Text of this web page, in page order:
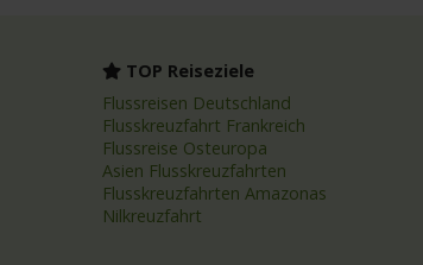
TOP Reiseziele
Flussreisen Deutschland
Flusskreuzfahrt Frankreich
Flussreise Osteuropa
Asien Flusskreuzfahrten
Flusskreuzfahrten Amazonas
Nilkreuzfahrt